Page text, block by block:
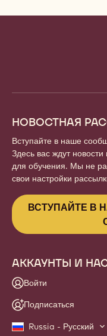
НОВОСТНАЯ
Вступайте в наше
Здесь вас ждут
для обучения. Мы не
свои настройки
ВСТУПАЙТЕ В
АККАУНТЫ И
Войти
Подписаться
Russia - Русский